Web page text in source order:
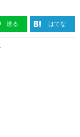
送る はてな